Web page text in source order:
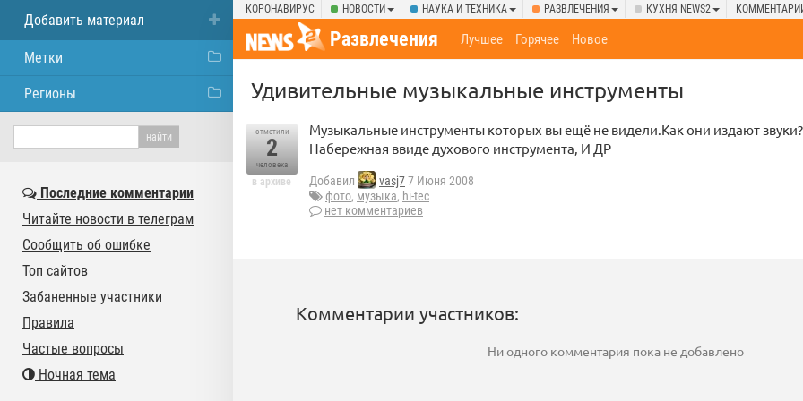
КОРОНАВИРУС НОВОСТИ НАУКА И ТЕХНИКА РАЗВЛЕЧЕНИЯ КУХНЯ NEWS2
Развлечения Лучшее Горячее Новое
Удивительные музыкальные инструменты
отметили
2
человека
в архиве
Музыкальные инструменты которых вы ещё не видели.Как они издают звуки?
Набережная ввиде духового инструмента, И ДР
Добавил vasj77 Июня 2008
фото, музыка, hi-tec
нет комментариев
Комментарии участников:
Ни одного комментария пока не добавлено
Добавить материал
Метки
Регионы
Последние комментарии
Читайте новости в телеграм
Сообщить об ошибке
Топ сайтов
Забаненные участники
Правила
Частые вопросы
Ночная тема